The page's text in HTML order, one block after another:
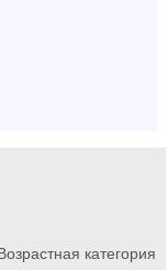
категория